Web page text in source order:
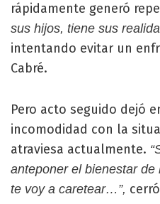
rápidamente generó
sus hijos, tiene sus
intentando evitar un
Cabré.
Pero acto seguido dejó
incomodidad con la
atraviesa actualmente.
anteponer el bienestar
te voy a caretear…”,